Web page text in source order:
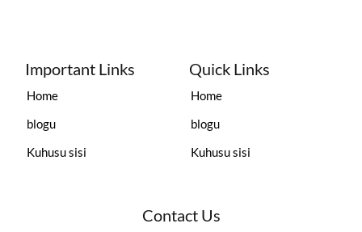
Important Links
Home
blogu
Kuhusu sisi
Quick Links
Home
blogu
Kuhusu sisi
Contact Us